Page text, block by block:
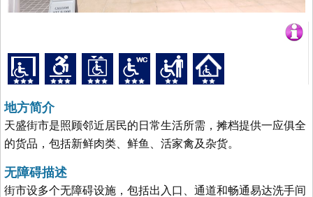
地方简介
天盛街市是照顾邻近居民的日常生活所需，摊档提供一应俱全
的货品，包括新鲜肉类、鲜鱼、活家禽及杂货。
无障碍描述
街市设多个无障碍设施，包括出入口、通道和畅通易达洗手间